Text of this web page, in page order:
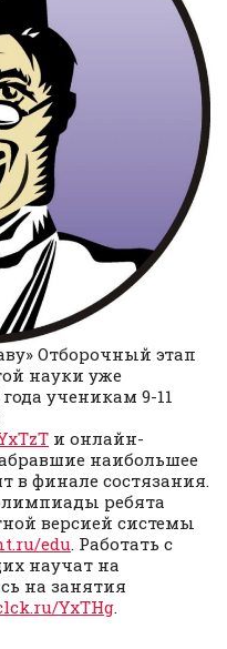
Отборочный этап
науки уже
ученикам 9-11
и онлайн-
наибольшее
в финале состязания.
ребята
версией системы
edu. Работать с
научат на
на занятия
YxTHg.